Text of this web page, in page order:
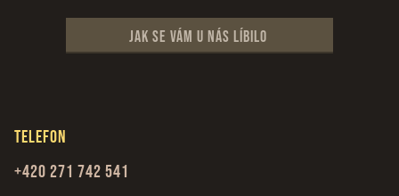
Jak se vám u nás líbilo
Telefon
+420 271 742 541